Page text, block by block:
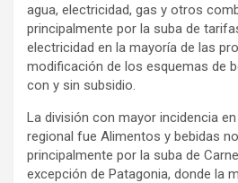
agua, electricidad, gas y otros
principalmente por la suba de
electricidad en la mayoría de las
modificación de los esquemas de
con y sin subsidio.
La división con mayor incidencia
regional fue Alimentos y bebidas
principalmente por la suba de
excepción de Patagonia, donde la